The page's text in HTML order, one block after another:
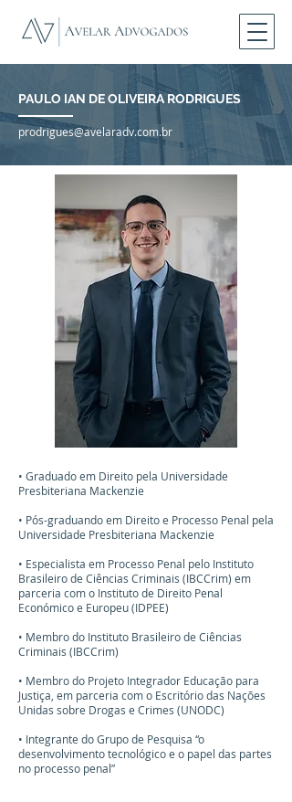
PAULO IAN DE OLIVEIRA RODRIGUES
prodrigues@avelaradv.com.br
• Graduado em Direito pela Universidade
Presbiteriana Mackenzie
• Pós-graduando em Direito e Processo Penal pela
Universidade Presbiteriana Mackenzie
• Especialista em Processo Penal pelo Instituto
Brasileiro de Ciências Criminais (IBCCrim) em
parceria com o Instituto de Direito Penal
Económico e Europeu (IDPEE)
• Membro do Instituto Brasileiro de Ciências
Criminais (IBCCrim)
• Membro do Projeto Integrador Educação para
Justiça, em parceria com o Escritório das Nações
Unidas sobre Drogas e Crimes (UNODC)
• Integrante do Grupo de Pesquisa “o
desenvolvimento tecnológico e o papel das partes
no processo penal”